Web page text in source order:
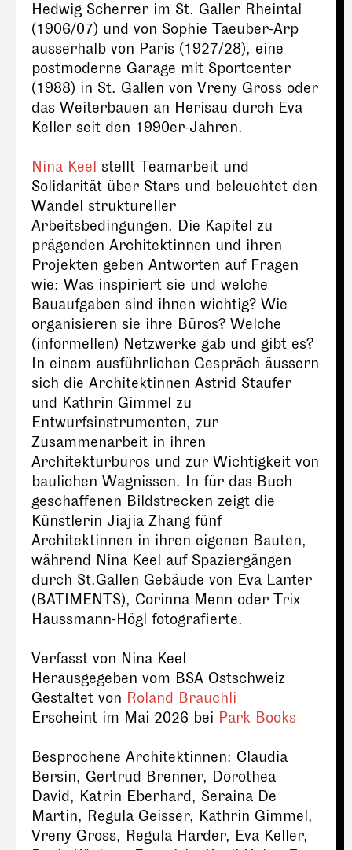
Hedwig Scherrer im St. Galler Rheintal
(1906/07) und von Sophie Taeuber-Arp
ausserhalb von Paris (1927/28), eine
postmoderne Garage mit Sportcenter
(1988) in St. Gallen von Vreny Gross oder
das Weiterbauen an Herisau durch Eva
Keller seit den 1990er-Jahren.
Nina Keel stellt Teamarbeit und
Solidarität über Stars und beleuchtet den
Wandel struktureller
Arbeitsbedingungen. Die Kapitel zu
prägenden Architektinnen und ihren
Projekten geben Antworten auf Fragen
wie: Was inspiriert sie und welche
Bauaufgaben sind ihnen wichtig? Wie
organisieren sie ihre Büros? Welche
(informellen) Netzwerke gab und gibt es?
In einem ausführlichen Gespräch äussern
sich die Architektinnen Astrid Staufer
und Kathrin Gimmel zu
Entwurfsinstrumenten, zur
Zusammenarbeit in ihren
Architekturbüros und zur Wichtigkeit von
baulichen Wagnissen. In für das Buch
geschaffenen Bildstrecken zeigt die
Künstlerin Jiajia Zhang fünf
Architektinnen in ihren eigenen Bauten,
während Nina Keel auf Spaziergängen
durch St.Gallen Gebäude von Eva Lanter
(BATIMENTS), Corinna Menn oder Trix
Haussmann-Högl fotografierte.
Verfasst von Nina Keel
Herausgegeben vom BSA Ostschweiz
Gestaltet von Roland Brauchli
Erscheint im Mai 2026 bei Park Books
Besprochene Architektinnen: Claudia
Bersin, Gertrud Brenner, Dorothea
David, Katrin Eberhard, Seraina De
Martin, Regula Geisser, Kathrin Gimmel,
Vreny Gross, Regula Harder, Eva Keller,